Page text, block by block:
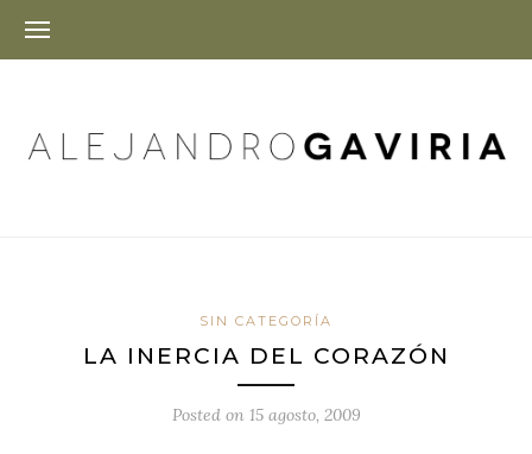
SIN CATEGORÍA
LA INERCIA DEL CORAZÓN
Posted on 15 agosto, 2009